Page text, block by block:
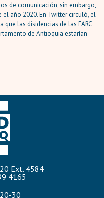
de comunicación, sin embargo,
año 2020. En Twitter circuló, el
las disidencias de las FARC
de Antioquia estarían
Ext. 4584
4165
30